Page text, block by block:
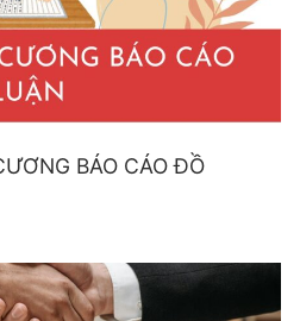
BÁO CÁO ĐỒ